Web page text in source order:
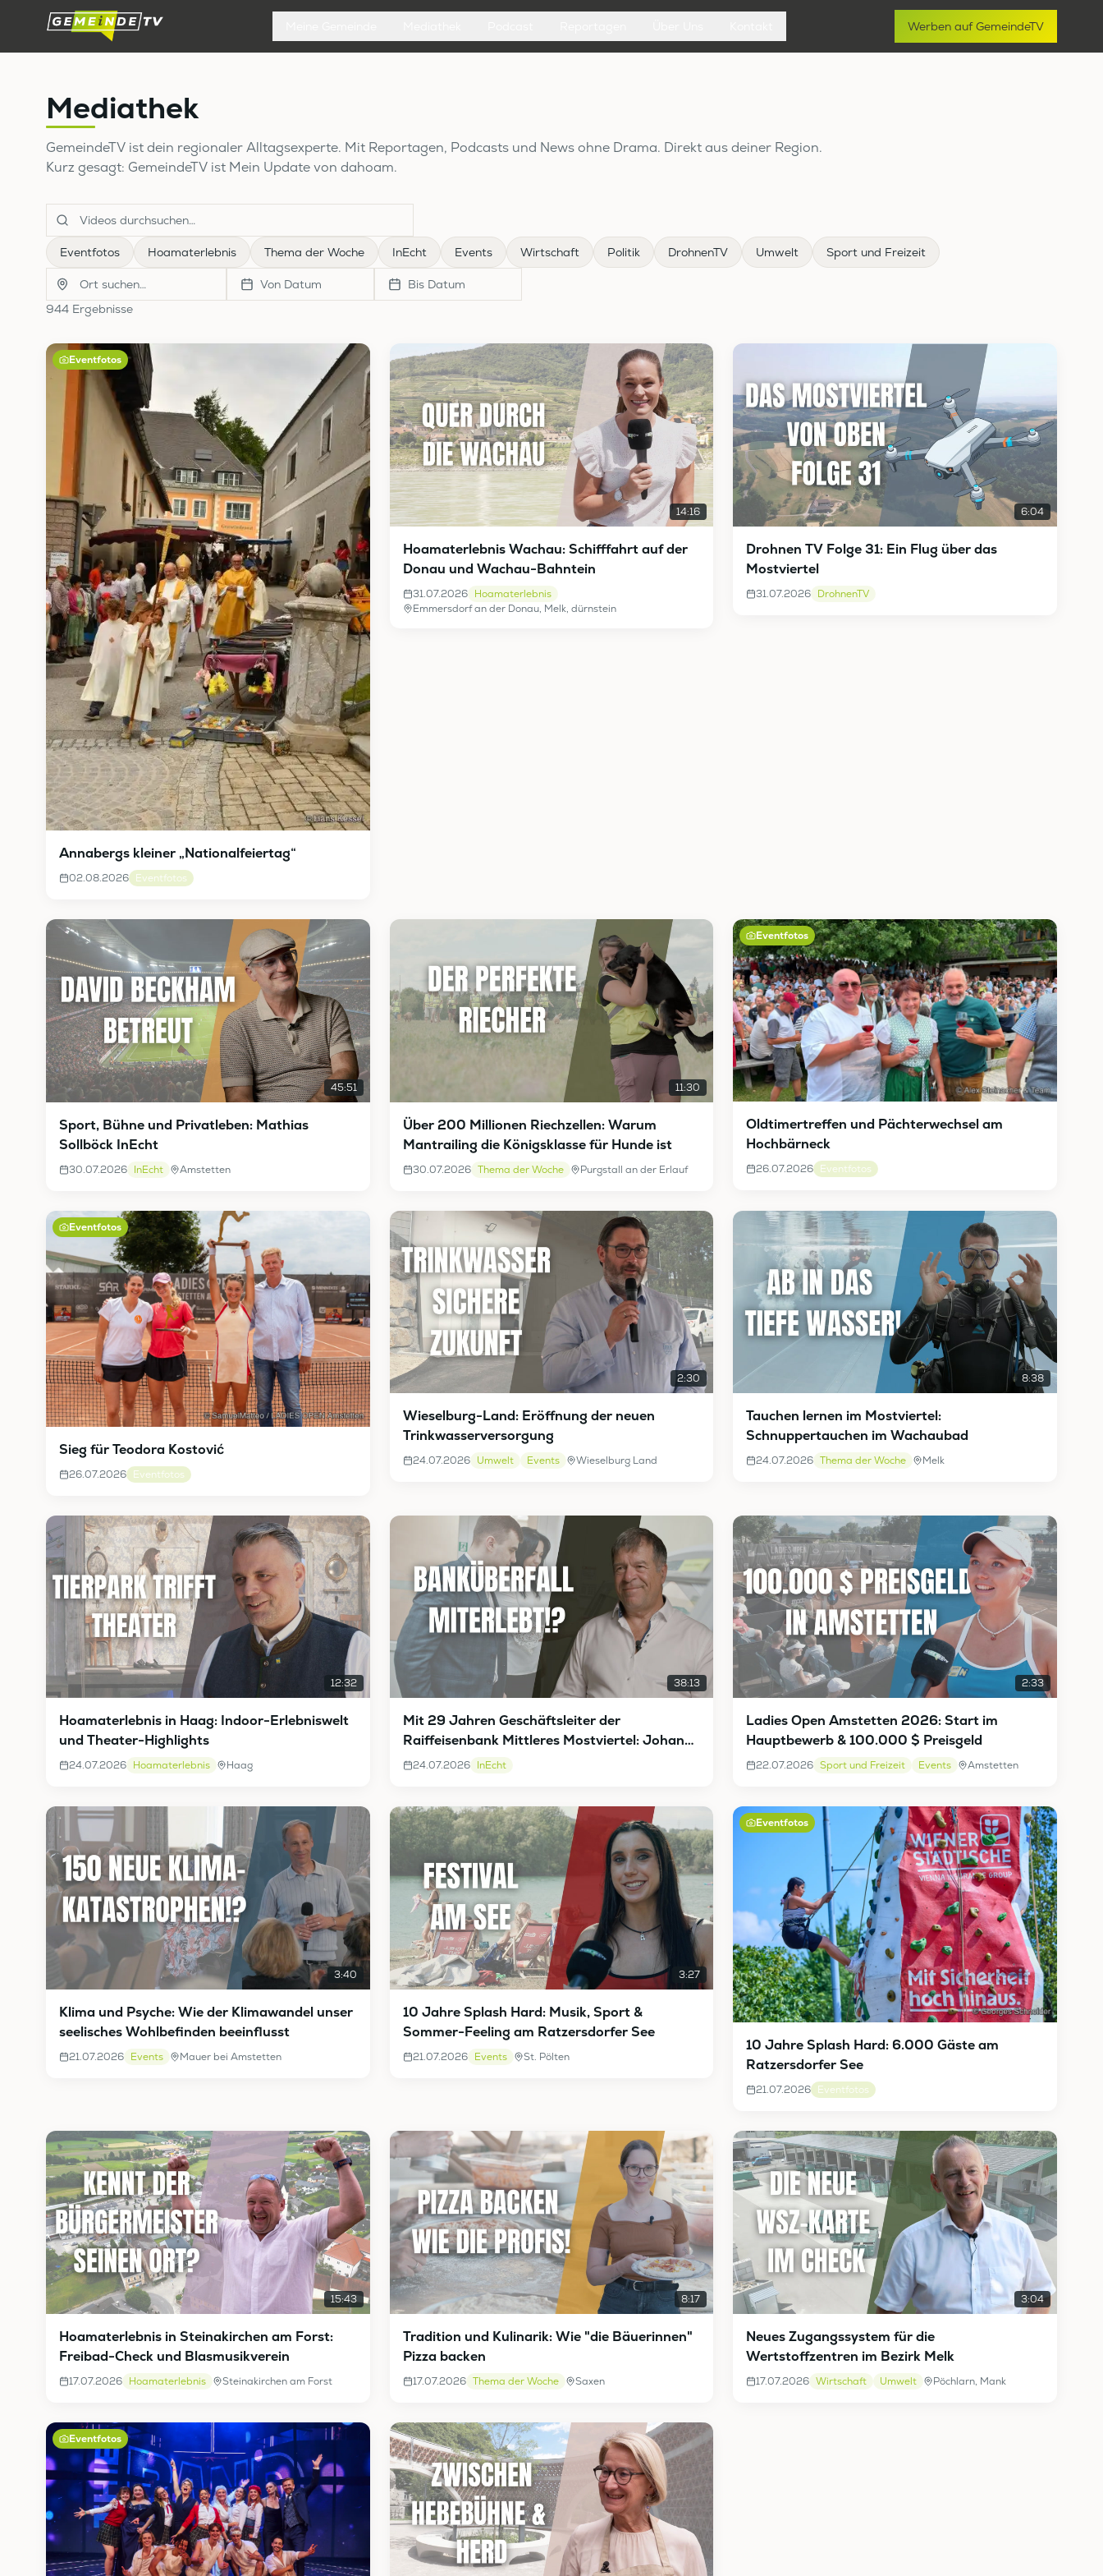
Werben auf GemeindeTV
Mediathek
GemeindeTV ist dein regionaler Alltagsexperte. Mit Reportagen, Podcasts und News ohne Drama. Direkt aus deiner Region.
Kurz gesagt: GemeindeTV ist Mein Update von dahoam.
Eventfotos Hoamaterlebnis Thema der Woche InEcht Events Wirtschaft Politik DrohnenTV Umwelt Sport und Freizeit
Von Datum
Bis Datum
944 Ergebnisse
Eventfotos
Annabergs kleiner „Nationalfeiertag“
02.08.2026 Eventfotos
14:16
Hoamaterlebnis Wachau: Schifffahrt auf der
Donau und Wachau-Bahntein
31.07.2026 Hoamaterlebnis
Emmersdorf an der Donau, Melk, dürnstein
6:04
Drohnen TV Folge 31: Ein Flug über das
Mostviertel
31.07.2026 DrohnenTV
45:51
Sport, Bühne und Privatleben: Mathias
Sollböck InEcht
30.07.2026 InEcht Amstetten
11:30
Über 200 Millionen Riechzellen: Warum
Mantrailing die Königsklasse für Hunde ist
30.07.2026 Thema der Woche Purgstall an der Erlauf
Eventfotos
Oldtimertreffen und Pächterwechsel am
Hochbärneck
26.07.2026 Eventfotos
Eventfotos
Sieg für Teodora Kostović
26.07.2026 Eventfotos
2:30
Wieselburg-Land: Eröffnung der neuen
Trinkwasserversorgung
24.07.2026 Umwelt Events Wieselburg Land
8:38
Tauchen lernen im Mostviertel:
Schnuppertauchen im Wachaubad
24.07.2026 Thema der Woche Melk
12:32
Hoamaterlebnis in Haag: Indoor-Erlebniswelt
und Theater-Highlights
24.07.2026 Hoamaterlebnis Haag
38:13
Mit 29 Jahren Geschäftsleiter der
Raiffeisenbank Mittleres Mostviertel: Johann
Vieghofer InEcht
24.07.2026 InEcht
2:33
Ladies Open Amstetten 2026: Start im
Hauptbewerb & 100.000 $ Preisgeld
22.07.2026 Sport und Freizeit Events Amstetten
3:40
Klima und Psyche: Wie der Klimawandel unser
seelisches Wohlbefinden beeinflusst
21.07.2026 Events Mauer bei Amstetten
3:27
10 Jahre Splash Hard: Musik, Sport &
Sommer-Feeling am Ratzersdorfer See
21.07.2026 Events St. Pölten
Eventfotos
10 Jahre Splash Hard: 6.000 Gäste am
Ratzersdorfer See
21.07.2026 Eventfotos
15:43
Hoamaterlebnis in Steinakirchen am Forst:
Freibad-Check und Blasmusikverein
17.07.2026 Hoamaterlebnis Steinakirchen am Forst
8:17
Tradition und Kulinarik: Wie "die Bäuerinnen"
Pizza backen
17.07.2026 Thema der Woche Saxen
3:04
Neues Zugangssystem für die
Wertstoffzentren im Bezirk Melk
17.07.2026 Wirtschaft Umwelt Pöchlarn, Mank
Eventfotos